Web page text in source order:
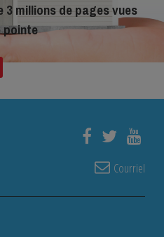
millions de pages vues
pointe
Courriel